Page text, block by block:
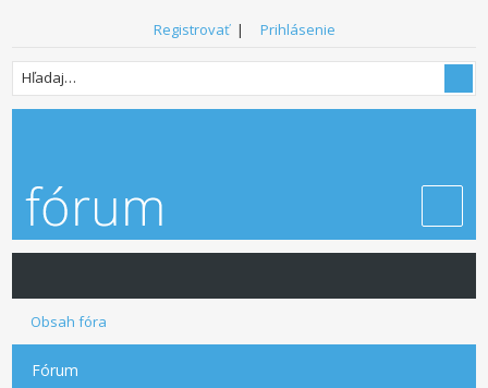
Registrovať| Prihlásenie
Obsah fóra
Fórum